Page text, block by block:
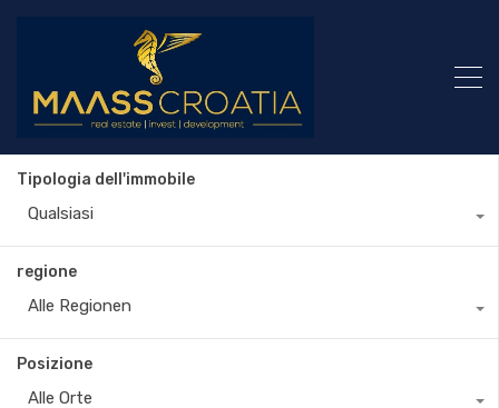
Tipologia dell'immobile
Qualsiasi
regione
Alle Regionen
Posizione
Alle Orte